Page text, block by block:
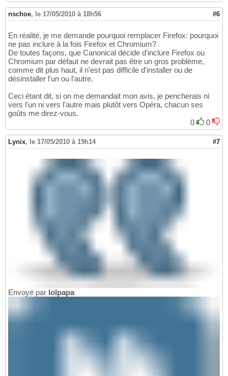
nschoe, le 17/05/2010 à 18h56 #6
En réalité, je me demande pourquoi remplacer Firefox: pourquoi
ne pas inclure à la fois Firefox et Chromium?
De toutes façons, que Canonical décide d'inclure Firefox ou
Chromium par défaut ne devrait pas être un gros problème,
comme dit plus haut, il n'est pas difficile d'installer ou de
désinstaller l'un ou l'autre.
Ceci étant dit, si on me demandait mon avis, je pencherais ni
vers l'un ni vers l'autre mais plutôt vers Opéra, chacun ses
goûts me direz-vous.
0
0
Lynix, le 17/05/2010 à 19h14 #7
Envoyé par lolpapa